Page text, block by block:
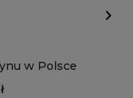
w Polsce